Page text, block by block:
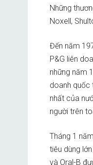
Những
Noxell,
Đến năm
P&G liên
những năm
doanh quốc
nhất của
người trên
Tháng 1
tiêu dùng
và Oral-B